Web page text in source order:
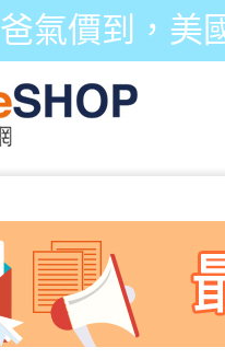
爸氣價到，美